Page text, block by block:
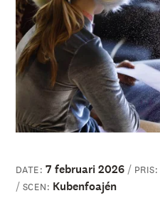
DATE: 7 februari 2026 PRIS:
SCEN: Kubenfoajén